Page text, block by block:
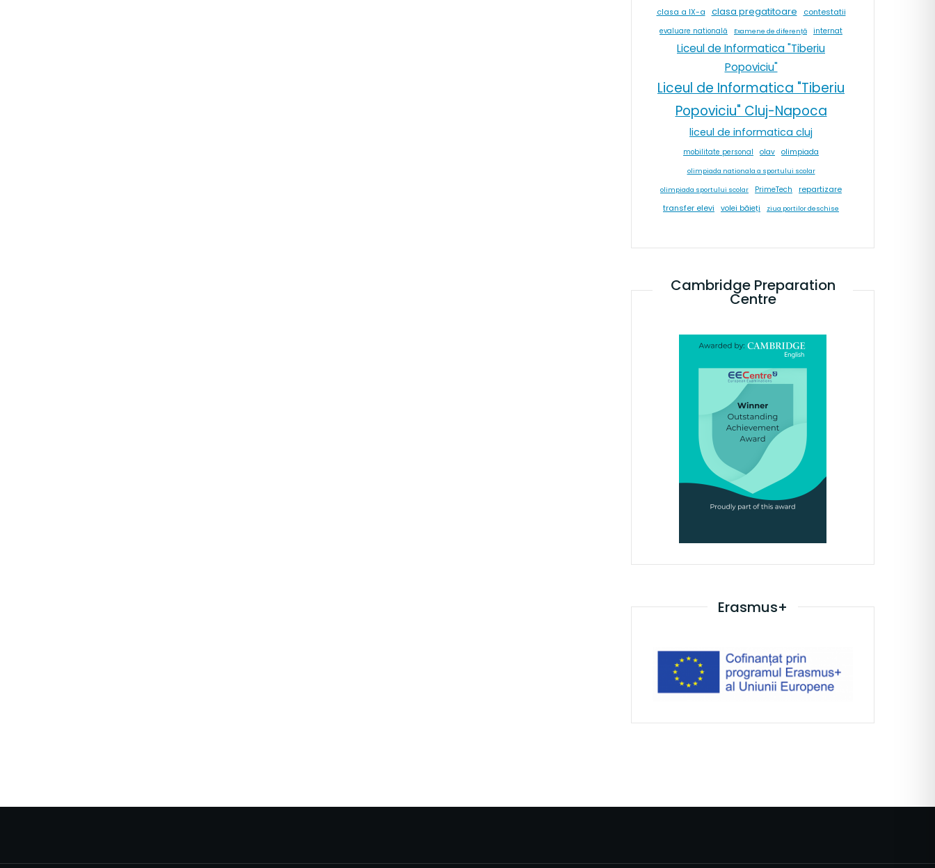
clasa a IX-a
clasa pregatitoare contestatii
evaluare natională Examene de diferență internat
Liceul de Informatica "Tiberiu
Popoviciu"
Liceul de Informatica "Tiberiu
Popoviciu" Cluj-Napoca
liceul de informatica cluj
mobilitate personal olav olimpiada
olimpiada nationala a sportului scolar
olimpiada sportului scolar PrimeTech
repartizare
transfer elevi
volei băieți ziua portilor deschise
Cambridge Preparation
Centre
Erasmus+